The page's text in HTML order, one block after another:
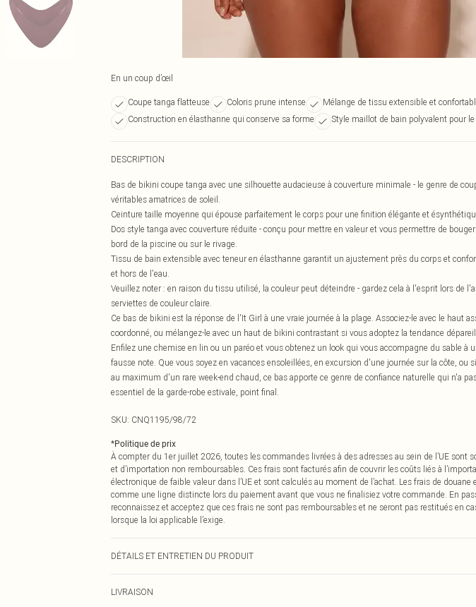
En un coup d’œil
Coupe tanga flatteuse Coloris prune intense
Mélange de tissu extensible et
Construction en élasthanne qui conserve sa forme
Style maillot de bain polyvalent pour
DESCRIPTION
Bas de bikini coupe tanga avec une silhouette audacieuse à couverture minimale - le genre de
véritables amatrices de soleil.
Ceinture taille moyenne qui épouse parfaitement le corps pour une finition élégante et
Dos style tanga avec couverture réduite - conçu pour mettre en valeur et vous permettre de
bord de la piscine ou sur le rivage.
Tissu de bain extensible avec teneur en élasthanne garantit un ajustement près du corps et
et hors de l'eau.
Veuillez noter : en raison du tissu utilisé, la couleur peut déteindre - gardez cela à l'esprit lors de
serviettes de couleur claire.
Ce bas de bikini est la réponse de l'It Girl à une vraie journée à la plage. Associez-le avec le haut
coordonné, ou mélangez-le avec un haut de bikini contrastant si vous adoptez la tendance
Enfilez une chemise en lin ou un paréo et vous obtenez un look qui vous accompagne du sable à
fausse note. Que vous soyez en vacances ensoleillées, en excursion d'une journée sur la côte, ou
au maximum d'un rare week-end chaud, ce bas apporte ce genre de confiance naturelle qui n'a
essentiel de la garde-robe estivale, point final.
SKU: CNQ1195/98/72
*Politique de prix
À compter du 1er juillet 2026, toutes les commandes livrées à des adresses au sein de l’UE sont
et d’importation non remboursables. Ces frais sont facturés afin de couvrir les coûts liés à
électronique de faible valeur dans l’UE et sont calculés au moment de l’achat. Les frais de
comme une ligne distincte lors du paiement avant que vous ne finalisiez votre commande. En
reconnaissez et acceptez que ces frais ne sont pas remboursables et ne seront pas restitués en
lorsque la loi applicable l’exige.
DÉTAILS ET ENTRETIEN DU PRODUIT
LIVRAISON